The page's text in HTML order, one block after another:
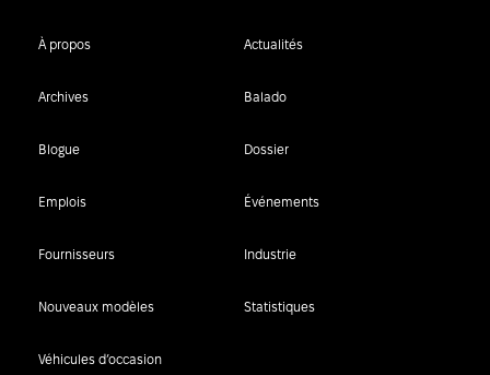
À propos Actualités
Archives Balado
Blogue Dossier
Emplois Événements
Fournisseurs Industrie
Nouveaux modèles Statistiques
Véhicules d’occasion